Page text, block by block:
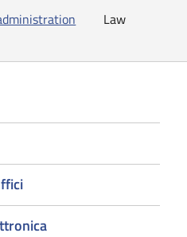
Law